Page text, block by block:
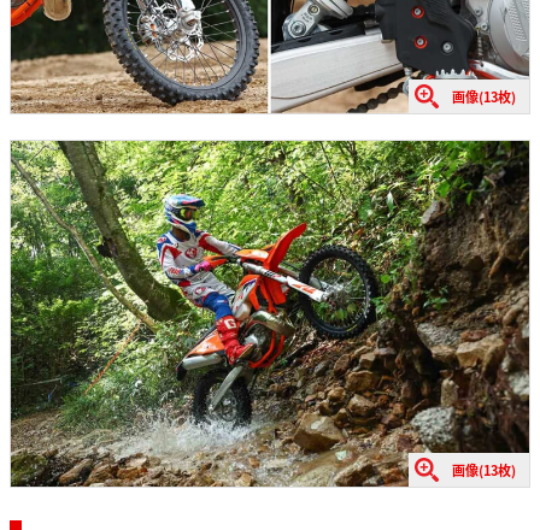
画像(13枚)
画像(13枚)